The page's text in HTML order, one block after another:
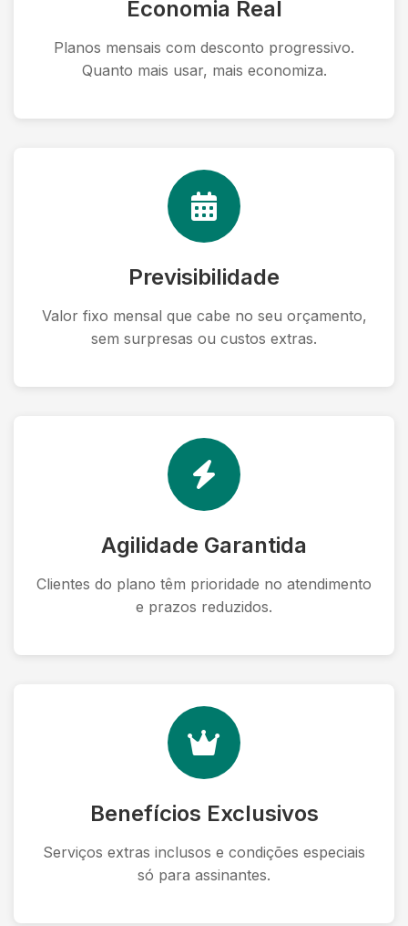
Economia Real
Planos mensais com desconto progressivo.
Quanto mais usar, mais economiza.
Previsibilidade
Valor fixo mensal que cabe no seu orçamento,
sem surpresas ou custos extras.
Agilidade Garantida
Clientes do plano têm prioridade no atendimento
e prazos reduzidos.
Benefícios Exclusivos
Serviços extras inclusos e condições especiais
só para assinantes.